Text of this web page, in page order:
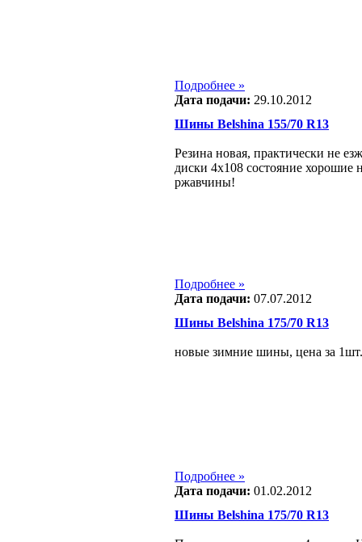
Подробнее »
Дата подачи: 29.10.2012
Шины Belshina 155/70 R13
Резина новая, практически не
диски 4x108 состояние хорошие
ржавчины!
Подробнее »
Дата подачи: 07.07.2012
Шины Belshina 175/70 R13
новые зимние шины, цена за
Подробнее »
Дата подачи: 01.02.2012
Шины Belshina 175/70 R13